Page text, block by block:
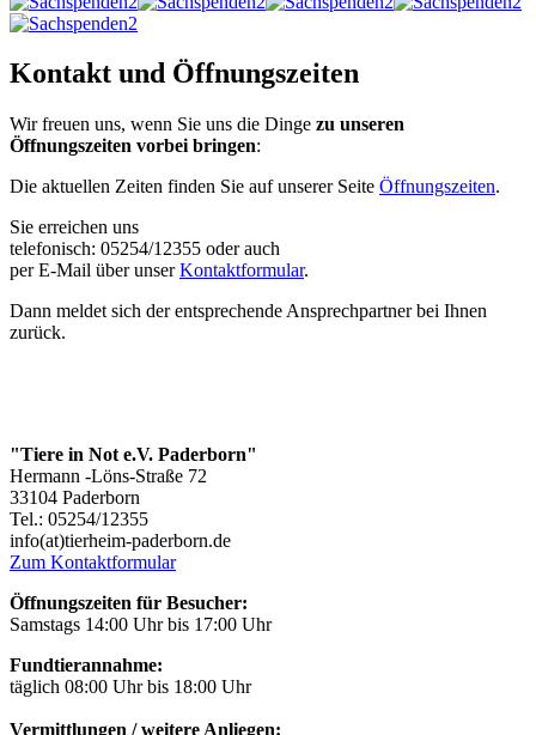
Kontakt und Öffnungszeiten
Wir freuen uns, wenn Sie uns die Dinge zu unseren
Öffnungszeiten vorbei bringen:
Die aktuellen Zeiten finden Sie auf unserer Seite Öffnungszeiten.
Sie erreichen uns
telefonisch: 05254/12355 oder auch
per E-Mail über unserKontaktformular.
Dann meldet sich der entsprechende Ansprechpartner bei Ihnen
zurück.
"Tiere in Not e.V. Paderborn"
Hermann -Löns-Straße 72
33104 Paderborn
Tel.: 05254/12355
info(at)tierheim-paderborn.de
Zum Kontaktformular
Öffnungszeiten für Besucher:
Samstags 14:00 Uhr bis 17:00 Uhr
Fundtierannahme:
täglich 08:00 Uhr bis 18:00 Uhr
Vermittlungen / weitere Anliegen: